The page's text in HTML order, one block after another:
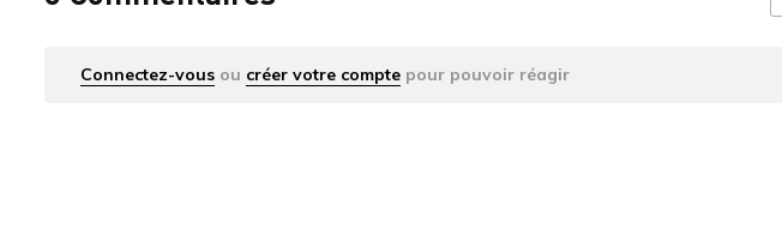
Connectez-vous ou créer votre compte pour pouvoir réagir